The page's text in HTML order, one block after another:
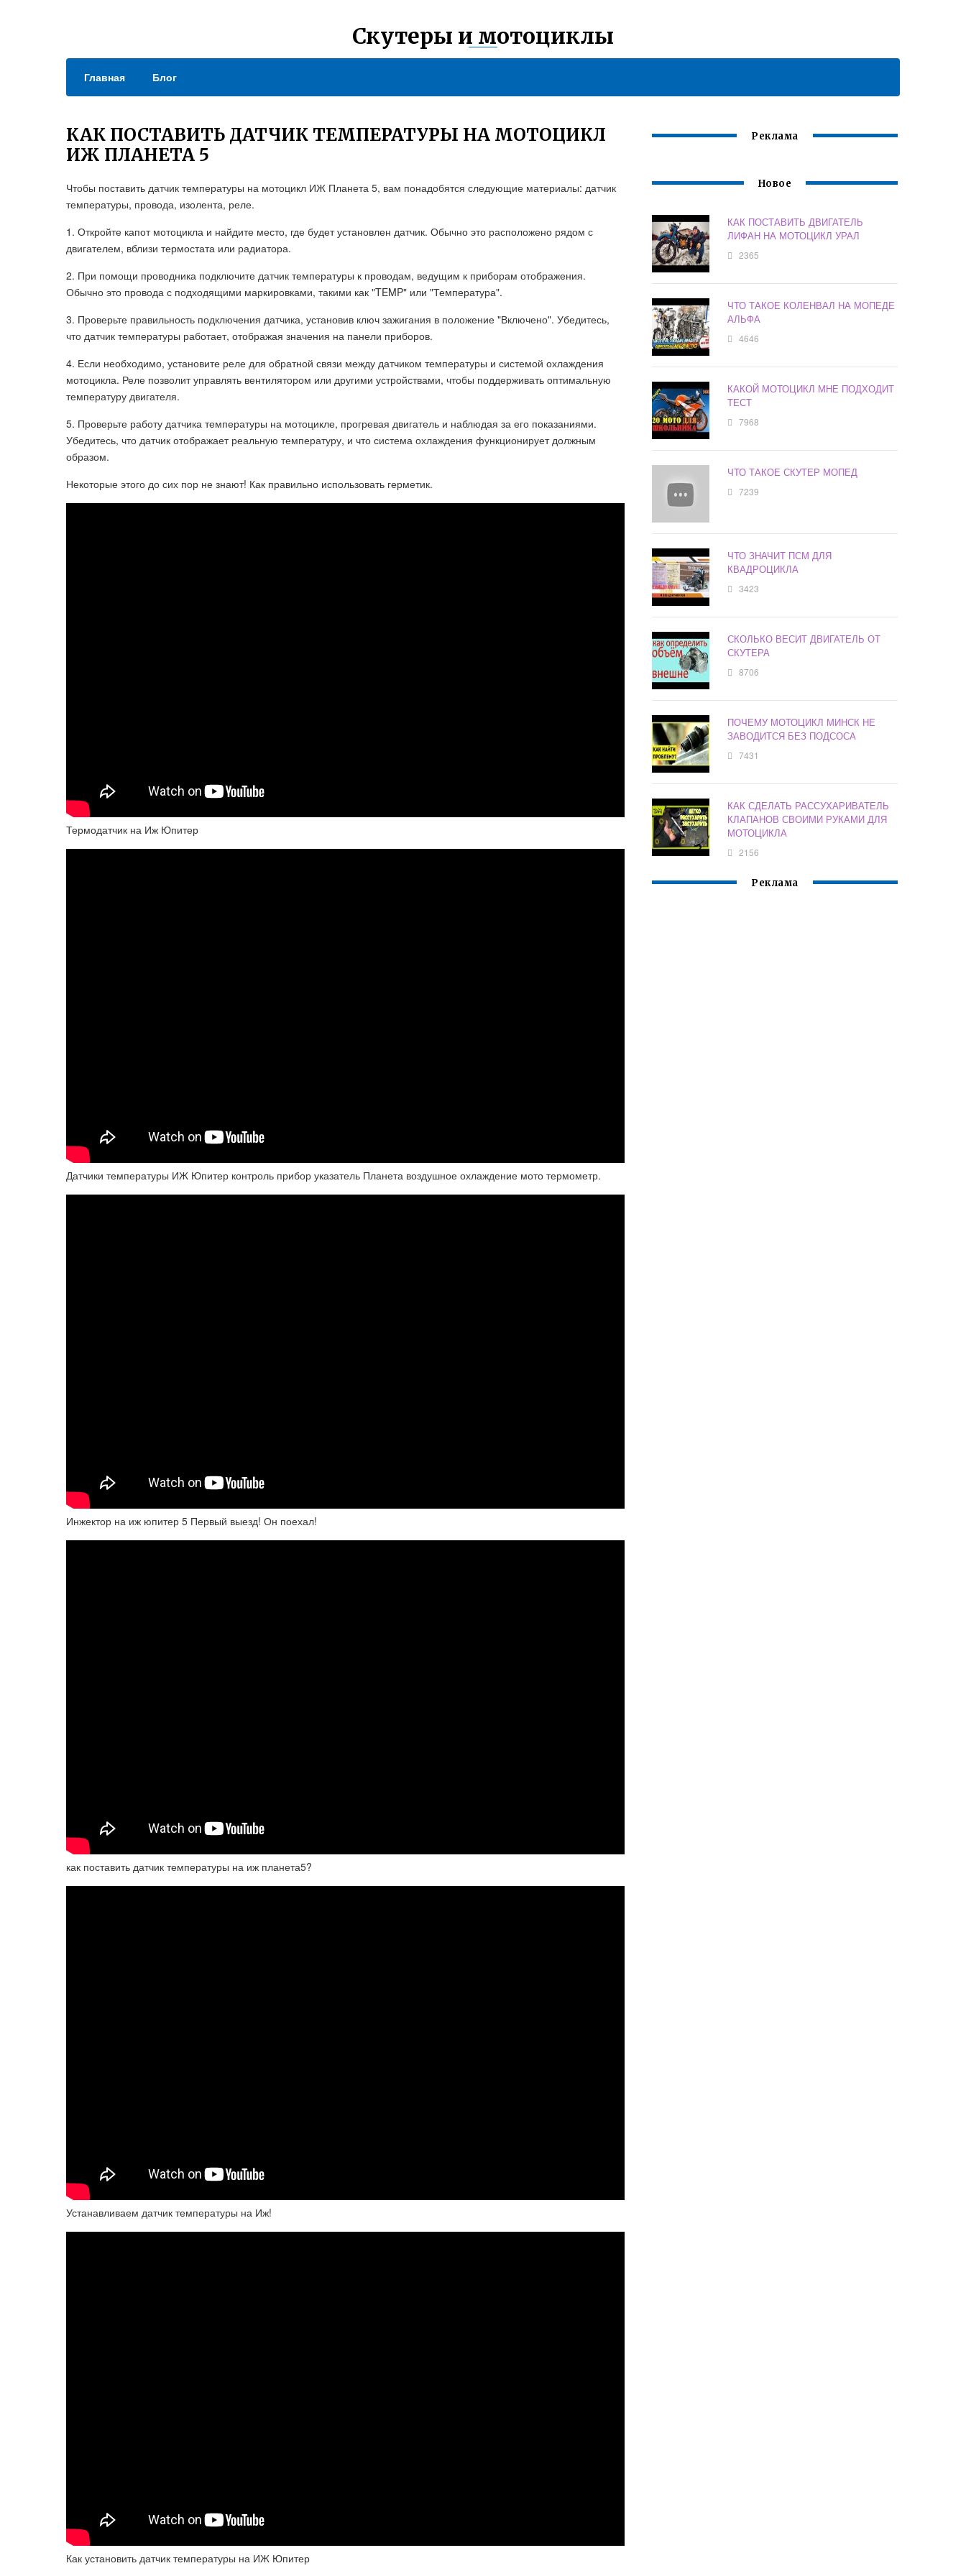
Скутеры и мотоциклы
Главная Блог
КАК ПОСТАВИТЬ ДАТЧИК ТЕМПЕРАТУРЫ НА МОТОЦИКЛ
ИЖ ПЛАНЕТА 5
Чтобы поставить датчик температуры на мотоцикл ИЖ Планета 5, вам понадобятся следующие материалы: датчик
температуры, провода, изолента, реле.
1. Откройте капот мотоцикла и найдите место, где будет установлен датчик. Обычно это расположено рядом с
двигателем, вблизи термостата или радиатора.
2. При помощи проводника подключите датчик температуры к проводам, ведущим к приборам отображения.
Обычно это провода с подходящими маркировками, такими как "TEMP" или "Температура".
3. Проверьте правильность подключения датчика, установив ключ зажигания в положение "Включено". Убедитесь,
что датчик температуры работает, отображая значения на панели приборов.
4. Если необходимо, установите реле для обратной связи между датчиком температуры и системой охлаждения
мотоцикла. Реле позволит управлять вентилятором или другими устройствами, чтобы поддерживать оптимальную
температуру двигателя.
5. Проверьте работу датчика температуры на мотоцикле, прогревая двигатель и наблюдая за его показаниями.
Убедитесь, что датчик отображает реальную температуру, и что система охлаждения функционирует должным
образом.
Некоторые этого до сих пор не знают! Как правильно использовать герметик.
Термодатчик на Иж Юпитер
Датчики температуры ИЖ Юпитер контроль прибор указатель Планета воздушное охлаждение мото термометр.
Инжектор на иж юпитер 5 Первый выезд! Он поехал!
как поставить датчик температуры на иж планета5?
Устанавливаем датчик температуры на Иж!
Как установить датчик температуры на ИЖ Юпитер
Реклама
Новое
КАК ПОСТАВИТЬ ДВИГАТЕЛЬ
ЛИФАН НА МОТОЦИКЛ УРАЛ
2365
ЧТО ТАКОЕ КОЛЕНВАЛ НА МОПЕДЕ
АЛЬФА
4646
КАКОЙ МОТОЦИКЛ МНЕ ПОДХОДИТ
ТЕСТ
7968
ЧТО ТАКОЕ СКУТЕР МОПЕД
7239
ЧТО ЗНАЧИТ ПСМ ДЛЯ
КВАДРОЦИКЛА
3423
СКОЛЬКО ВЕСИТ ДВИГАТЕЛЬ ОТ
СКУТЕРА
8706
ПОЧЕМУ МОТОЦИКЛ МИНСК НЕ
ЗАВОДИТСЯ БЕЗ ПОДСОСА
7431
КАК СДЕЛАТЬ РАССУХАРИВАТЕЛЬ
КЛАПАНОВ СВОИМИ РУКАМИ ДЛЯ
МОТОЦИКЛА
2156
Реклама